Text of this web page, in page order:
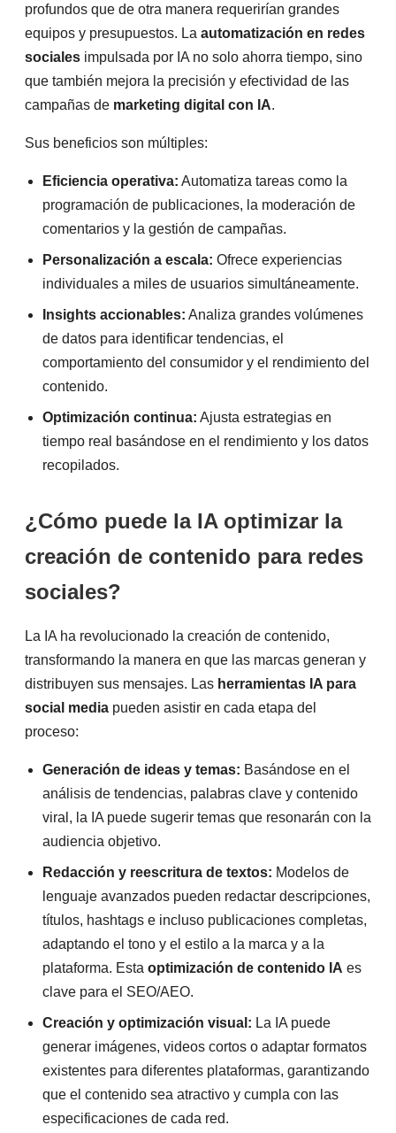
profundos que de otra manera requerirían grandes
equipos y presupuestos. La automatización en redes
sociales impulsada por IA no solo ahorra tiempo, sino
que también mejora la precisión y efectividad de las
campañas de marketing digital con IA.
Sus beneficios son múltiples:
Eficiencia operativa: Automatiza tareas como la
programación de publicaciones, la moderación de
comentarios y la gestión de campañas.
Personalización a escala: Ofrece experiencias
individuales a miles de usuarios simultáneamente.
Insights accionables: Analiza grandes volúmenes
de datos para identificar tendencias, el
comportamiento del consumidor y el rendimiento del
contenido.
Optimización continua: Ajusta estrategias en
tiempo real basándose en el rendimiento y los datos
recopilados.
¿Cómo puede la IA optimizar la
creación de contenido para redes
sociales?
La IA ha revolucionado la creación de contenido,
transformando la manera en que las marcas generan y
distribuyen sus mensajes. Las herramientas IA para
social media pueden asistir en cada etapa del
proceso:
Generación de ideas y temas: Basándose en el
análisis de tendencias, palabras clave y contenido
viral, la IA puede sugerir temas que resonarán con la
audiencia objetivo.
Redacción y reescritura de textos: Modelos de
lenguaje avanzados pueden redactar descripciones,
títulos, hashtags e incluso publicaciones completas,
adaptando el tono y el estilo a la marca y a la
plataforma. Esta optimización de contenido IA es
clave para el SEO/AEO.
Creación y optimización visual: La IA puede
generar imágenes, videos cortos o adaptar formatos
existentes para diferentes plataformas, garantizando
que el contenido sea atractivo y cumpla con las
especificaciones de cada red.